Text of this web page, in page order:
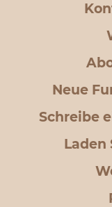
Neue
Schreibe
Laden